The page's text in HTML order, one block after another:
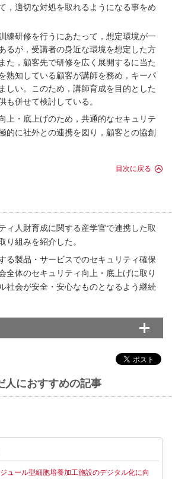
，適切な対処を取れるようになる事をめ
練研修を行うにあたって，想定環境が一
るが，受講者の身近な環境を想定した方
た，顧客先で研修を広く展開するに当た
熟知している顧客が講師を務め，キーパ
しい。このため，講師育成を目的とした
も併せて検討している。
上・底上げのため，共通的なセキュリテ
的に社外との連携を図り，顧客との協創
目次に戻る
ィ人財育成に関する産学官で連携した取
り組みを紹介した。
る製品・サービスでのセキュリティ確保
全体のセキュリティ向上・底上げに取り
社会が安全・安心なものとなるよう継続
人におすすめの記事
ュール型細胞培養加工施設のデジタル化に向